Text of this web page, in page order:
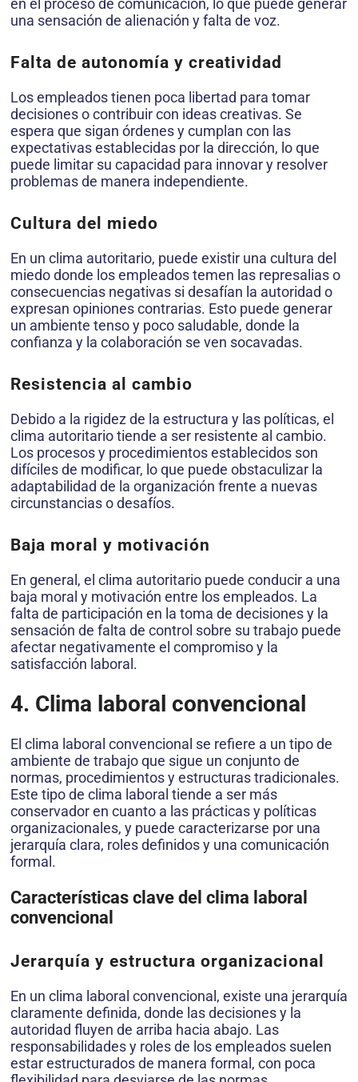
en el proceso de comunicación, lo que puede generar
una sensación de alienación y falta de voz.
Falta de autonomía y creatividad
Los empleados tienen poca libertad para tomar
decisiones o contribuir con ideas creativas. Se
espera que sigan órdenes y cumplan con las
expectativas establecidas por la dirección, lo que
puede limitar su capacidad para innovar y resolver
problemas de manera independiente.
Cultura del miedo
En un clima autoritario, puede existir una cultura del
miedo donde los empleados temen las represalias o
consecuencias negativas si desafían la autoridad o
expresan opiniones contrarias. Esto puede generar
un ambiente tenso y poco saludable, donde la
confianza y la colaboración se ven socavadas.
Resistencia al cambio
Debido a la rigidez de la estructura y las políticas, el
clima autoritario tiende a ser resistente al cambio.
Los procesos y procedimientos establecidos son
difíciles de modificar, lo que puede obstaculizar la
adaptabilidad de la organización frente a nuevas
circunstancias o desafíos.
Baja moral y motivación
En general, el clima autoritario puede conducir a una
baja moral y motivación entre los empleados. La
falta de participación en la toma de decisiones y la
sensación de falta de control sobre su trabajo puede
afectar negativamente el compromiso y la
satisfacción laboral.
4. Clima laboral convencional
El clima laboral convencional se refiere a un tipo de
ambiente de trabajo que sigue un conjunto de
normas, procedimientos y estructuras tradicionales.
Este tipo de clima laboral tiende a ser más
conservador en cuanto a las prácticas y políticas
organizacionales, y puede caracterizarse por una
jerarquía clara, roles definidos y una comunicación
formal.
Características clave del clima laboral
convencional
Jerarquía y estructura organizacional
En un clima laboral convencional, existe una jerarquía
claramente definida, donde las decisiones y la
autoridad fluyen de arriba hacia abajo. Las
responsabilidades y roles de los empleados suelen
estar estructurados de manera formal, con poca